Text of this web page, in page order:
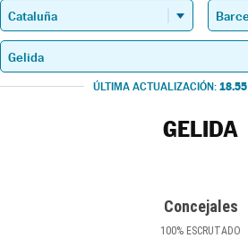
ÚLTIMA ACTUALIZACIÓN: 18.55
GELIDA
Concejales
100% ESCRUTADO